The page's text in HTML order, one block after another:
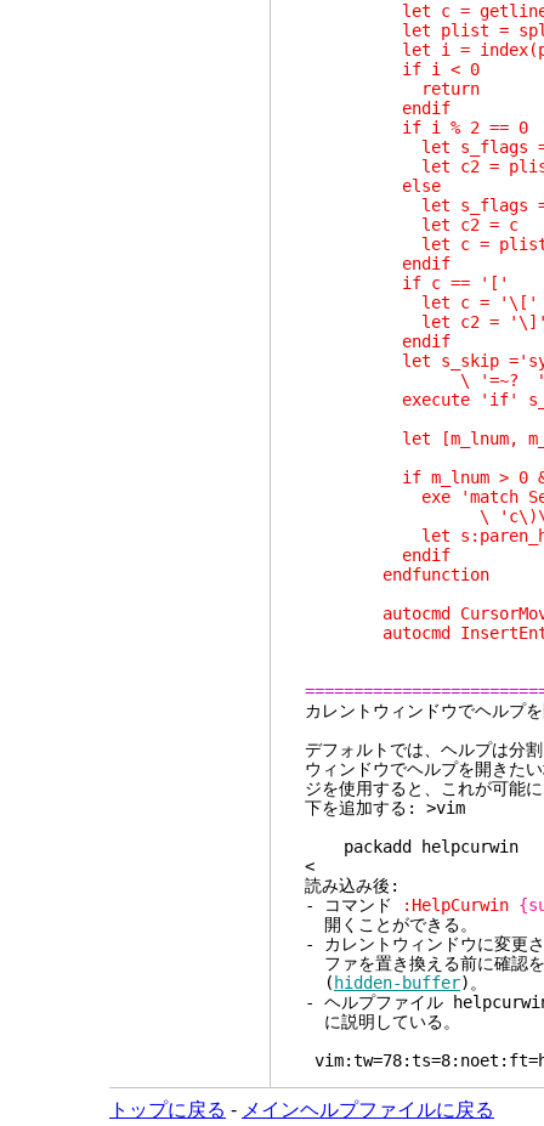
let c =
let plist =
let i =
if i < 0
return
endif
if i % 2 == 0
let s_flags =
let c2 =
else
let s_flags =
let c2 = c
let c =
endif
if c == '['
let c = '\['
let c2 =
endif
let s_skip
\ '=~?
execute 'if'
let [m_lnum,
if m_lnum > 0 &&
exe 'match
\ 'c\)\|\(\%' ..
let
endif
endfunction
autocmd
autocmd
カレントウィン
デフォルトでは、ヘルプは分
ウィンドウでヘルプを開きた
ジを使用すると、これが可能
下を追加する: >vim
packadd helpcurwin
<
読み込み後:
- コマンド
:HelpCurwin
開くことができる。
- カレントウィンドウに変更
ファを置き換える前に確認
( hidden-buffer)。
- ヘルプファイル
に説明している。
トップに戻る - メインヘルプファイルに戻る